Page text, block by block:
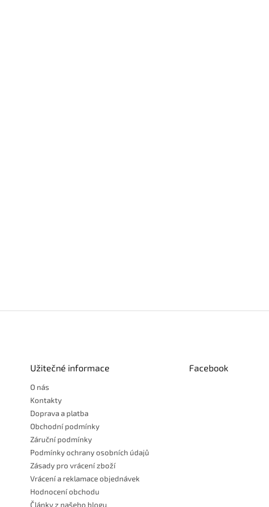
Užitečné informace
O nás
Kontakty
Doprava a platba
Obchodní podmínky
Záruční podmínky
Podmínky ochrany osobních údajů
Zásady pro vrácení zboží
Vrácení a reklamace objednávek
Hodnocení obchodu
Články z našeho blogu
Facebook